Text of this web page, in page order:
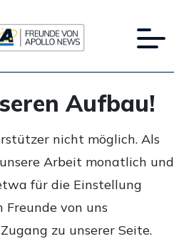
Aufbau!
nicht möglich. Als
Arbeit monatlich und
für die Einstellung
Freunde von uns
zu unserer Seite.